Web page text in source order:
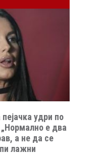
удри по
„Нормално е два
а не да се
лажни